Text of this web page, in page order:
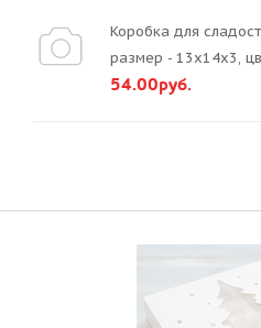
Коробка для
размер - 13х14х3,
54.00руб.